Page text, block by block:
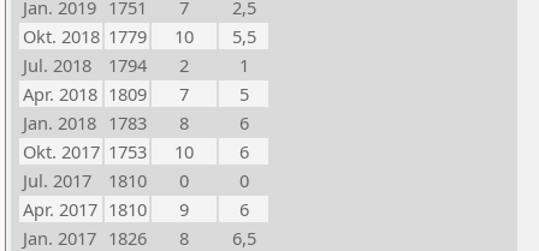
Jan. 2019 1751 7
2,5
Okt. 2018 1779 10
5,5
Jul. 2018
1794 2
1
Apr. 2018 1809 7
5
Jan. 2018 1783 8
6
Okt. 2017 1753 10
6
Jul. 2017
1810 0
0
Apr. 2017 1810 9
6
Jan. 2017 1826 8
6,5